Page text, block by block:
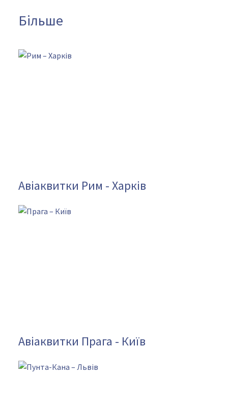
Більше
Авіаквитки Рим - Харків
Авіаквитки Прага - Київ